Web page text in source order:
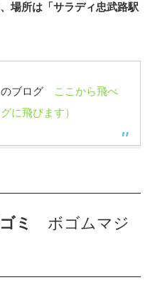
場所は「サラディ忠武路駅
ブログ
ここから飛べ
に飛びます）
ミ
ボゴムマジ